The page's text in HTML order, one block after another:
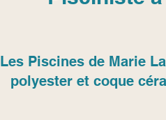
Les Piscines de Marie
polyester et coque